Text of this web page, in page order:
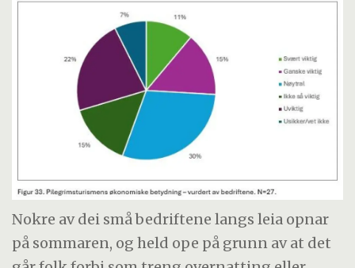
Nokre av dei små bedriftene langs leia opnar
på sommaren, og held ope på grunn av at det